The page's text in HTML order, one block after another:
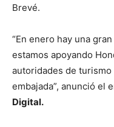
Brevé.
“En enero hay una
estamos apoyando
autoridades de
embajada”, anunció el
Digital.